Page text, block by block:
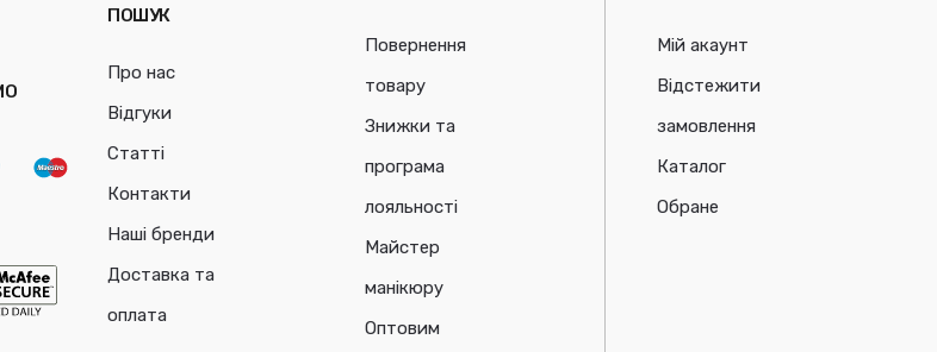
ПОШУК
Про нас
Відгуки
Статті
Контакти
Наші бренди
Доставка та
оплата
Повернення
товару
Знижки та
програма
лояльності
Майстер
манікюру
Оптовим
Мій акаунт
Відстежити
замовлення
Каталог
Обране